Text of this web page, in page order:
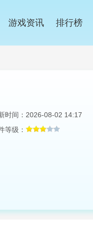
游戏资讯 排行榜
时间：2026-08-02 14:17
等级：